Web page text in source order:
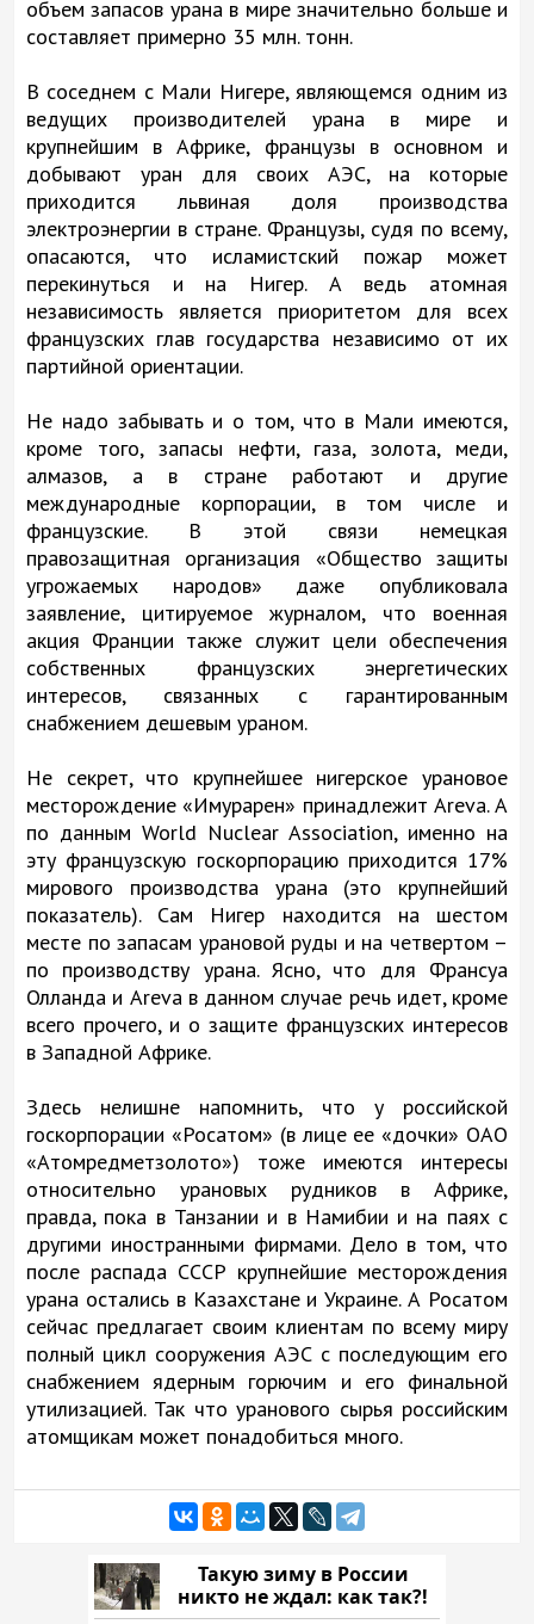
объем запасов урана в мире значительно больше и
составляет примерно 35 млн. тонн.
В соседнем с Мали Нигере, являющемся одним из
ведущих производителей урана в мире и
крупнейшим в Африке, французы в основном и
добывают уран для своих АЭС, на которые
приходится львиная доля производства
электроэнергии в стране. Французы, судя по всему,
опасаются, что исламистский пожар может
перекинуться и на Нигер. А ведь атомная
независимость является приоритетом для всех
французских глав государства независимо от их
партийной ориентации.
Не надо забывать и о том, что в Мали имеются,
кроме того, запасы нефти, газа, золота, меди,
алмазов, а в стране работают и другие
международные корпорации, в том числе и
французские. В этой связи немецкая
правозащитная организация «Общество защиты
угрожаемых народов» даже опубликовала
заявление, цитируемое журналом, что военная
акция Франции также служит цели обеспечения
собственных французских энергетических
интересов, связанных с гарантированным
снабжением дешевым ураном.
Не секрет, что крупнейшее нигерское урановое
месторождение «Имурарен» принадлежит Areva. А
по данным World Nuclear Association, именно на
эту французскую госкорпорацию приходится 17%
мирового производства урана (это крупнейший
показатель). Сам Нигер находится на шестом
месте по запасам урановой руды и на четвертом –
по производству урана. Ясно, что для Франсуа
Олланда и Areva в данном случае речь идет, кроме
всего прочего, и о защите французских интересов
в Западной Африке.
Здесь нелишне напомнить, что у российской
госкорпорации «Росатом» (в лице ее «дочки» ОАО
«Атомредметзолото») тоже имеются интересы
относительно урановых рудников в Африке,
правда, пока в Танзании и в Намибии и на паях с
другими иностранными фирмами. Дело в том, что
после распада СССР крупнейшие месторождения
урана остались в Казахстане и Украине. А Росатом
сейчас предлагает своим клиентам по всему миру
полный цикл сооружения АЭС с последующим его
снабжением ядерным горючим и его финальной
утилизацией. Так что уранового сырья российским
атомщикам может понадобиться много.
Такую зиму в России
никто не ждал: как так?!